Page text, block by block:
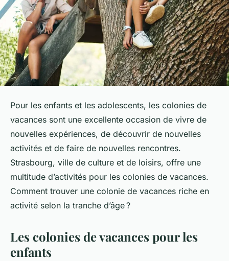
Pour les enfants et les adolescents, les colonies de
vacances sont une excellente occasion de vivre de
nouvelles expériences, de découvrir de nouvelles
activités et de faire de nouvelles rencontres.
Strasbourg, ville de culture et de loisirs, offre une
multitude d’activités pour les colonies de vacances.
Comment trouver une colonie de vacances riche en
activité selon la tranche d’âge ?
Les colonies de vacances pour les
enfants